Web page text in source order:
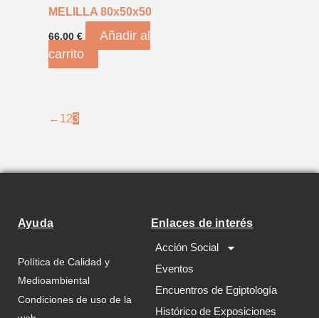
MELILLA 80x50x50
66,00 €
Añadir al
carrito
← 123
Ayuda
Política de Calidad y
Medioambiental
Condiciones de uso de la
Enlaces de interés
Acción Social
Eventos
Encuentros de Egiptología
Histórico de Exposiciones